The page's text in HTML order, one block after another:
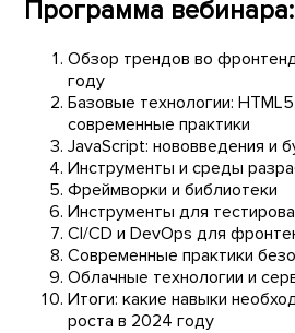
Программа вебинара:
Обзор трендов во
году
Базовые технологии:
современные практики
JavaScript: нововведения и
Инструменты и среды
Фреймворки и библиотеки
Инструменты для
CI/CD и DevOps для
Современные практики
Облачные технологии и
Итоги: какие навыки
роста в 2024 году